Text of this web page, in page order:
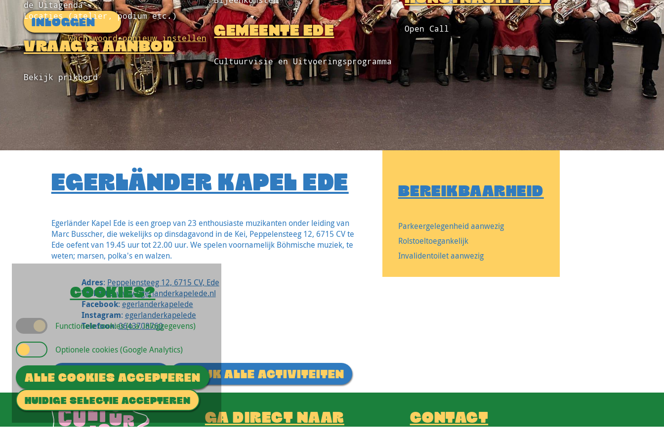
INLOGGEN
Wachtwoord opnieuw instellen
de Uitagenda
Locaties (atelier, podium etc.)
VRAAG & AANBOD
Bekijk prikbord
GEMEENTE EDE
Cultuurvisie en Uitvoeringsprogramma
Open Call
EGERLÄNDER KAPEL EDE
Egerländer Kapel Ede is een groep van 23 enthousiaste muzikanten onder leiding van
Marc Busscher, die wekelijks op dinsdagavond in de Kei, Peppelensteeg 12, 6715 CV te
Ede oefent van 19.45 uur tot 22.00 uur. We spelen voornamelijk Böhmische muziek, te
weten; marsen, polka's en walzen.
Adres: Peppelensteeg 12, 6715 CV, Ede
Website :www.egerlanderkapelede.nl
Facebook: egerlanderkapelede
Instagram: egerlanderkapelede
Telefoon:0643708760
STUUR EEN MAIL BEKIJK ALLE ACTIVITEITEN
BEREIKBAARHEID
Parkeergelegenheid aanwezig
Rolstoeltoegankelijk
Invalidentoilet aanwezig
GA DIRECT NAAR CONTACT
COOKIES?
Functionele cookies (o.a. inloggegevens)
Optionele cookies (Google Analytics)
ALLE COOKIES ACCEPTEREN
HUIDIGE SELECTIE ACCEPTEREN